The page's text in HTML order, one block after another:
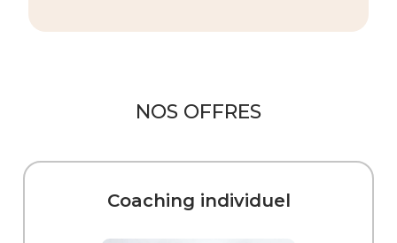
NOS OFFRES
Coaching individuel